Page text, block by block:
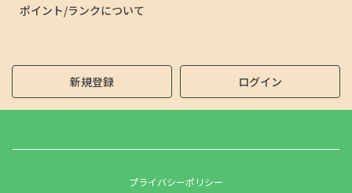
ポイント/ランクについて
新規登録 ログイン
プライバシーポリシー